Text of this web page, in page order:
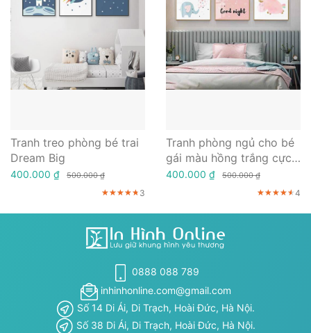
Tranh treo phòng bé trai
Dream Big
400.000 ₫ 500.000 ₫
★★★★★
★★★★★
★★★★★ 3
Tranh phòng ngủ cho bé
gái màu hồng trắng cực
đáng yêu
400.000 ₫ 500.000 ₫
★★★★★
★★★★★
★★★★★4
0888 088 789
inhinhonline.com@gmail.com
Số 14 Di Ái, Di Trạch, Hoài Đức, Hà Nội.
Số 38 Di Ái, Di Trạch, Hoài Đức, Hà Nội.